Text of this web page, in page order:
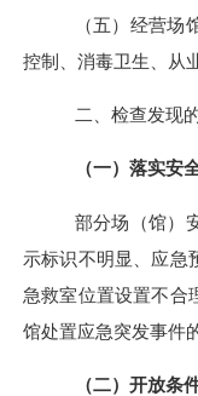
（五）经营
控制、消毒卫生、从
二、检查发现
（一）落实安
部分场（馆）
示标识不明显、应急
急救室位置设置不合
馆处置应急突发事件
（二）开放条